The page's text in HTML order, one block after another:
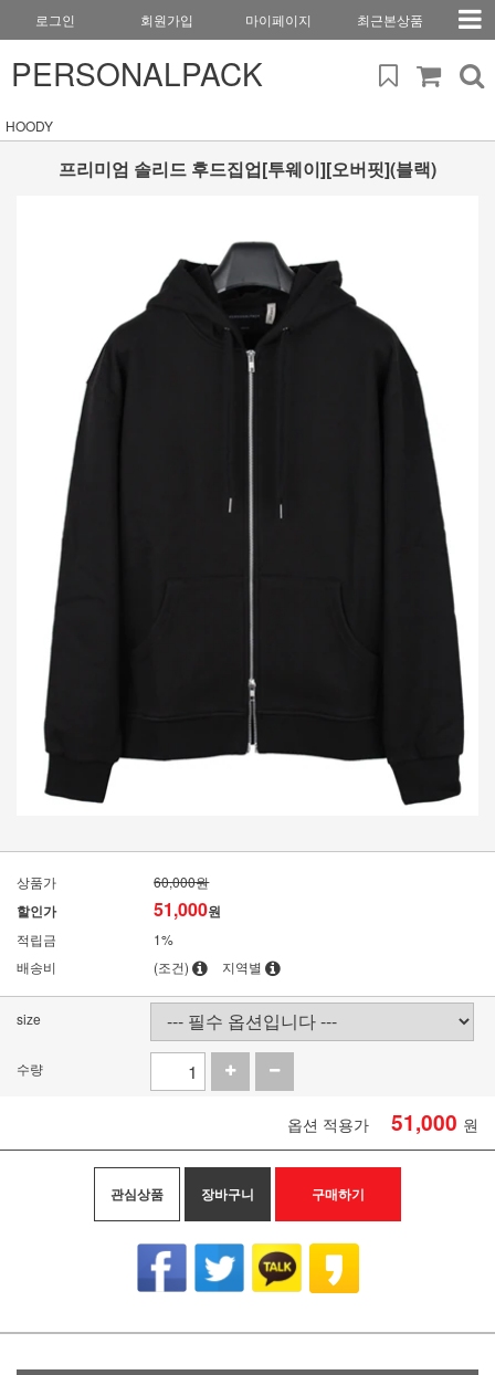
로그인 회원가입 마이페이지 최근본상품
PERSONALPACK
HOODY
프리미엄 솔리드 후드집업[투웨이][오버핏](블랙)
상품가 60,000원
할인가 51,000원
적립금
1%
배송비
(조건) 지역별
size
수량
옵션 적용가 51,000 원
관심상품 장바구니 구매하기